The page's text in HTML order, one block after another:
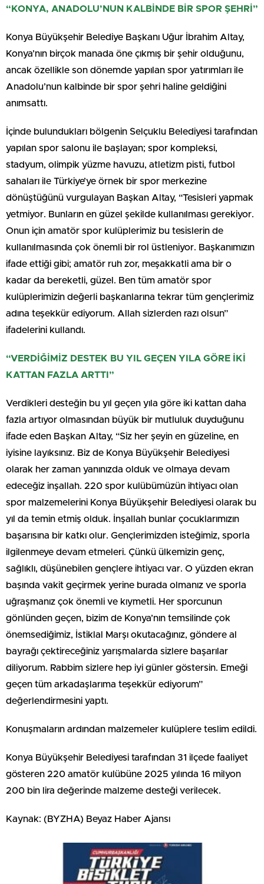
“KONYA, ANADOLU’NUN KALBİNDE BİR SPOR ŞEHRİ”
Konya Büyükşehir Belediye Başkanı Uğur İbrahim Altay,
Konya’nın birçok manada öne çıkmış bir şehir olduğunu,
ancak özellikle son dönemde yapılan spor yatırımları ile
Anadolu’nun kalbinde bir spor şehri haline geldiğini
anımsattı.
İçinde bulundukları bölgenin Selçuklu Belediyesi tarafından
yapılan spor salonu ile başlayan; spor kompleksi,
stadyum, olimpik yüzme havuzu, atletizm pisti, futbol
sahaları ile Türkiye’ye örnek bir spor merkezine
dönüştüğünü vurgulayan Başkan Altay, “Tesisleri yapmak
yetmiyor. Bunların en güzel şekilde kullanılması gerekiyor.
Onun için amatör spor kulüplerimiz bu tesislerin de
kullanılmasında çok önemli bir rol üstleniyor. Başkanımızın
ifade ettiği gibi; amatör ruh zor, meşakkatli ama bir o
kadar da bereketli, güzel. Ben tüm amatör spor
kulüplerimizin değerli başkanlarına tekrar tüm gençlerimiz
adına teşekkür ediyorum. Allah sizlerden razı olsun”
ifadelerini kullandı.
“VERDİĞİMİZ DESTEK BU YIL GEÇEN YILA GÖRE İKİ
KATTAN FAZLA ARTTI”
Verdikleri desteğin bu yıl geçen yıla göre iki kattan daha
fazla artıyor olmasından büyük bir mutluluk duyduğunu
ifade eden Başkan Altay, “Siz her şeyin en güzeline, en
iyisine layıksınız. Biz de Konya Büyükşehir Belediyesi
olarak her zaman yanınızda olduk ve olmaya devam
edeceğiz inşallah. 220 spor kulübümüzün ihtiyacı olan
spor malzemelerini Konya Büyükşehir Belediyesi olarak bu
yıl da temin etmiş olduk. İnşallah bunlar çocuklarımızın
başarısına bir katkı olur. Gençlerimizden isteğimiz, sporla
ilgilenmeye devam etmeleri. Çünkü ülkemizin genç,
sağlıklı, düşünebilen gençlere ihtiyacı var. O yüzden ekran
başında vakit geçirmek yerine burada olmanız ve sporla
uğraşmanız çok önemli ve kıymetli. Her sporcunun
gönlünden geçen, bizim de Konya’nın temsilinde çok
önemsediğimiz, İstiklal Marşı okutacağınız, göndere al
bayrağı çektireceğiniz yarışmalarda sizlere başarılar
diliyorum. Rabbim sizlere hep iyi günler göstersin. Emeği
geçen tüm arkadaşlarıma teşekkür ediyorum”
değerlendirmesini yaptı.
Konuşmaların ardından malzemeler kulüplere teslim edildi.
Konya Büyükşehir Belediyesi tarafından 31 ilçede faaliyet
gösteren 220 amatör kulübüne 2025 yılında 16 milyon
200 bin lira değerinde malzeme desteği verilecek.
Kaynak: (BYZHA) Beyaz Haber Ajansı